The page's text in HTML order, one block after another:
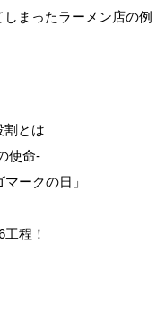
まったラーメン店の例
割とは
使命-
ークの日」
程！